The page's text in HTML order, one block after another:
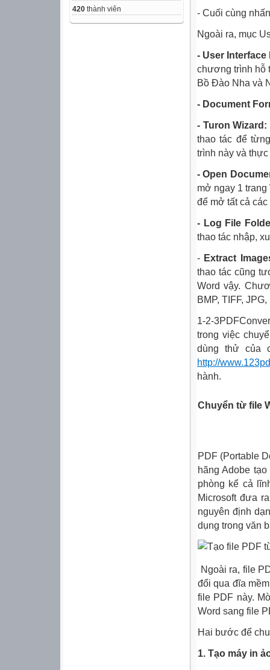
420 thành viên - Cuối cùng
Ngoài ra, mục
- User
chương trình hỗ
Bồ Đào Nha và
- Document
- Turon Wizard:
thao tác để
trình này và
- Open
mở ngay 1 trang
để mở tất cả các
- Log File
thao tác nhập,
- Extract
thao tác cũng
Word vậy.
BMP, TIFF,
1-2-
trong việc
dùng thử của
http://
hành.
Chuyển từ file
PDF (Portable
hãng Adobe
phòng kể cả
Microsoft đưa
nguyên định
dụng trong văn
Ngoài ra, file
đổi qua đĩa
file PDF này.
Word sang file
Hai bước để
1. Tạo máy in